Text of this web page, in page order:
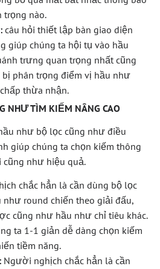
trọng nào.
câu hỏi thiết lập bàn giao diện
giúp chúng ta hội tụ vào hầu
trưng quan trọng nhất cũng
phân trọng điểm vị hầu như
thừa nhận.
NHƯ TÌM KIẾM NÂNG CAO
như bộ lọc cũng như điều
giúp chúng ta chọn kiếm thông
cũng như hiệu quả.
chắc hẳn là cần dùng bộ lọc
như round chiến theo giải đấu,
cũng như hầu như chỉ tiêu khác.
ta 1-1 giản dễ dàng chọn kiếm
tiềm năng.
Người nghịch chắc hẳn là cần